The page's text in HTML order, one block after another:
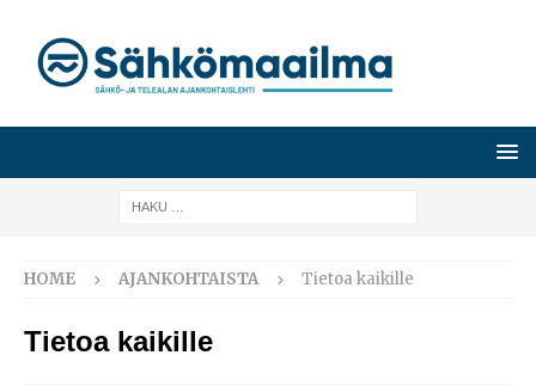
HOME AJANKOHTAISTA Tietoa kaikille
Tietoa kaikille